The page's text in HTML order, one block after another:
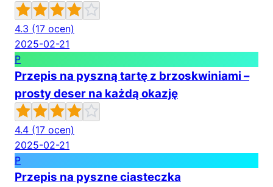
4.3 (17 ocen)
2025-02-21
P
Przepis na pyszną tartę z brzoskwiniami –
prosty deser na każdą okazję
4.4 (17 ocen)
2025-02-21
P
Przepis na pyszne ciasteczka